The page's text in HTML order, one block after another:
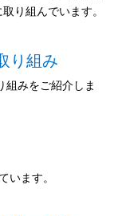
り組んでいます。
り組み
みをご紹介しま
います。